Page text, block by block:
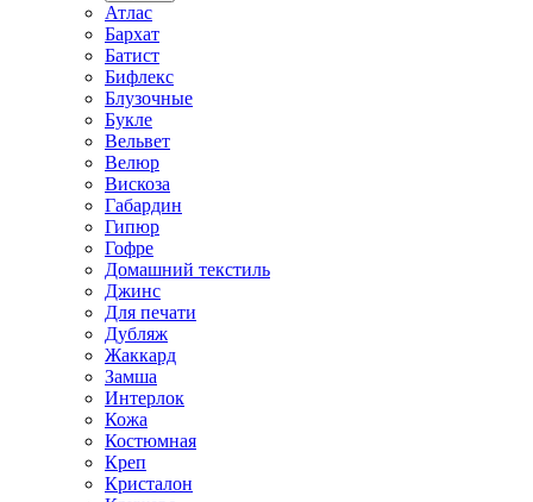
Атлас
Бархат
Батист
Бифлекс
Блузочные
Букле
Вельвет
Велюр
Вискоза
Габардин
Гипюр
Гофре
Домашний текстиль
Джинс
Для печати
Дубляж
Жаккард
Замша
Интерлок
Кожа
Костюмная
Креп
Кристалон